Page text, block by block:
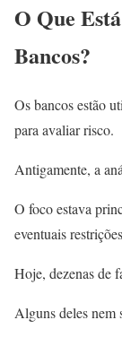
O Que
Bancos?
Os bancos estão
para avaliar risco.
Antigamente, a
O foco estava
eventuais
Hoje, dezenas de
Alguns deles nem